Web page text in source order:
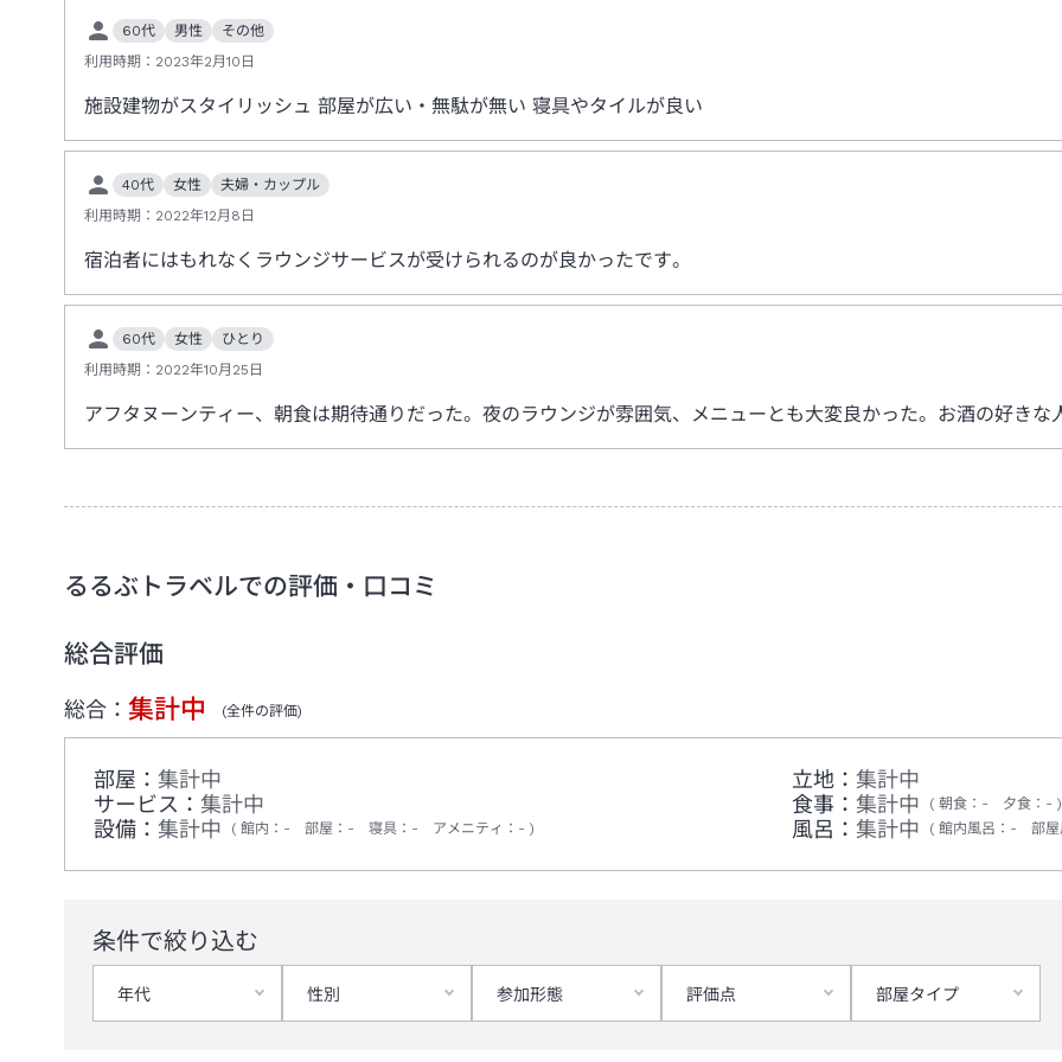
60代 男性
その他
利用時期： 2023年2月10日
施設建物がスタイリッシュ 部屋が広い・無駄が無い 寝具やタイルが良い
40代 女性
夫婦・カップル
利用時期： 2022年12月8日
宿泊者にはもれなくラウンジサービスが受けられるのが良かったです。
60代 女性
ひとり
利用時期： 2022年10月25日
アフタヌーンティー、朝食は期待通りだった。夜のラウンジが雰囲気、メニューとも大変良かった。お酒の好きな
るるぶトラベルでの評価・口コミ
総合評価
総合： 集計中 (全件の評価)
部屋： 集計中 立地： 集計中
サービス： 集計中 食事： 集計中 朝食 ： - 夕食 ： -
設備： 集計中 館内 ： - 部屋 ： - 寝具 ： - アメニティ ： - 風呂： 集計中 館内風呂 ： - 部屋
条件で絞り込む
年代 性別 参加形態 評価点 部屋タイプ